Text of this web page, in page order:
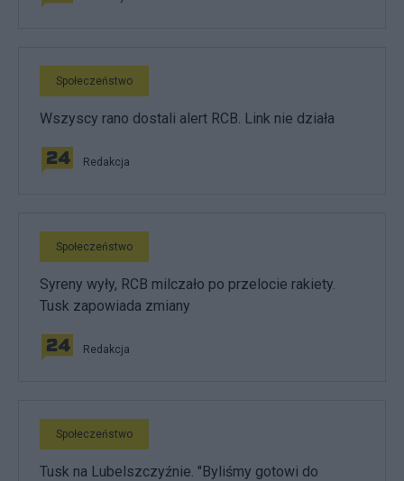
Społeczeństwo
Wszyscy rano dostali alert RCB. Link nie działa
Redakcja
Społeczeństwo
Syreny wyły, RCB milczało po przelocie rakiety.
Tusk zapowiada zmiany
Redakcja
Społeczeństwo
Tusk na Lubelszczyźnie. "Byliśmy gotowi do